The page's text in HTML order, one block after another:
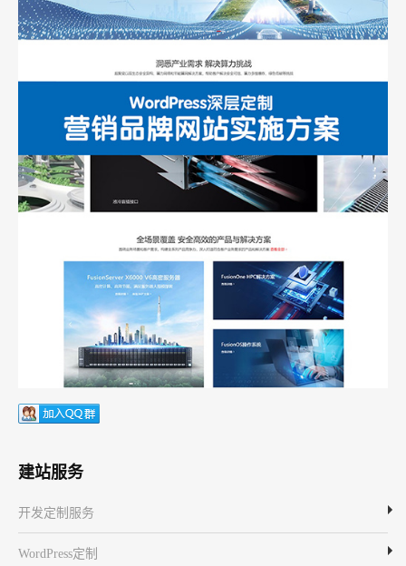
建站服务
开发定制服务
WordPress定制